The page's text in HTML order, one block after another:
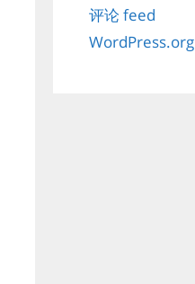
评论 feed
WordPress.org